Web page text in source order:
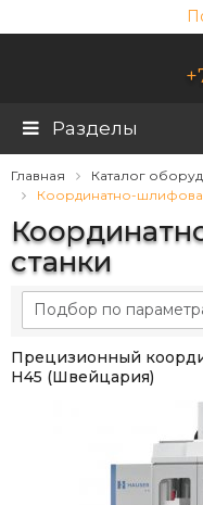
Разделы
Главная Каталог
Координатно-
станки
Подбор по
Прецизионный
H45 (Швейцария)